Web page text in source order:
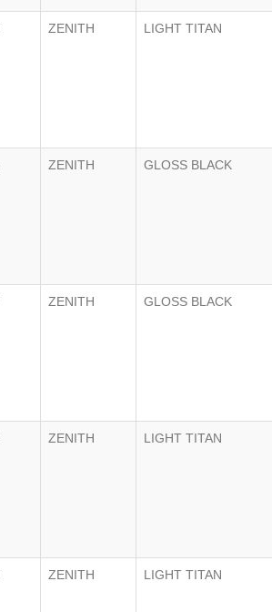
ZENITH LIGHT TITAN
ZENITH GLOSS BLACK
ZENITH GLOSS BLACK
ZENITH LIGHT TITAN
ZENITH LIGHT TITAN